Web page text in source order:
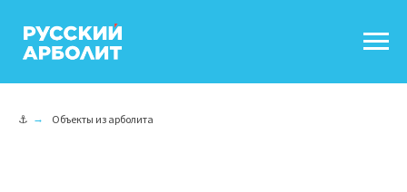
⚓ → Объекты из арболита